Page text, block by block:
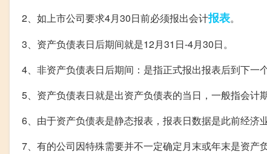
2、如上市公司要求4月30日前必须报出会计报表。
3、资产负债表日后期间就是12月31日-4月30日。
4、非资产负债表日后期间：是指正式报出报表后到下一
5、资产负债表日就是出资产负债表的当日，一般指会计
6、由于资产负债表是静态报表，报表日数据是此前经济
7、有的公司因特殊需要并不一定确定月末或年末是资产负